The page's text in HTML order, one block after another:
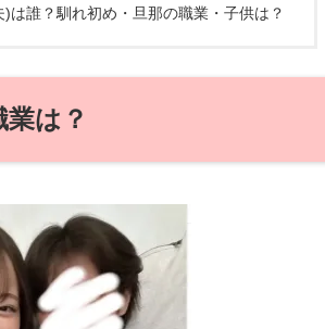
は誰？馴れ初め・旦那の職業・子供は？
は？